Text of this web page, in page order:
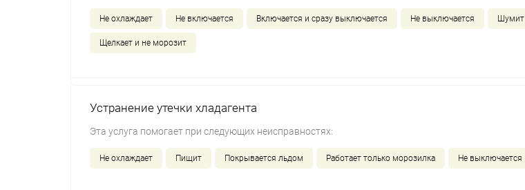
Не охлаждает Не включается Включается и сразу выключается Не выключается Шумит
Щелкает и не морозит
Устранение утечки хладагента
Эта услуга помогает при следующих неисправностях:
Не охлаждает Пищит Покрывается льдом Работает только морозилка Не выключается